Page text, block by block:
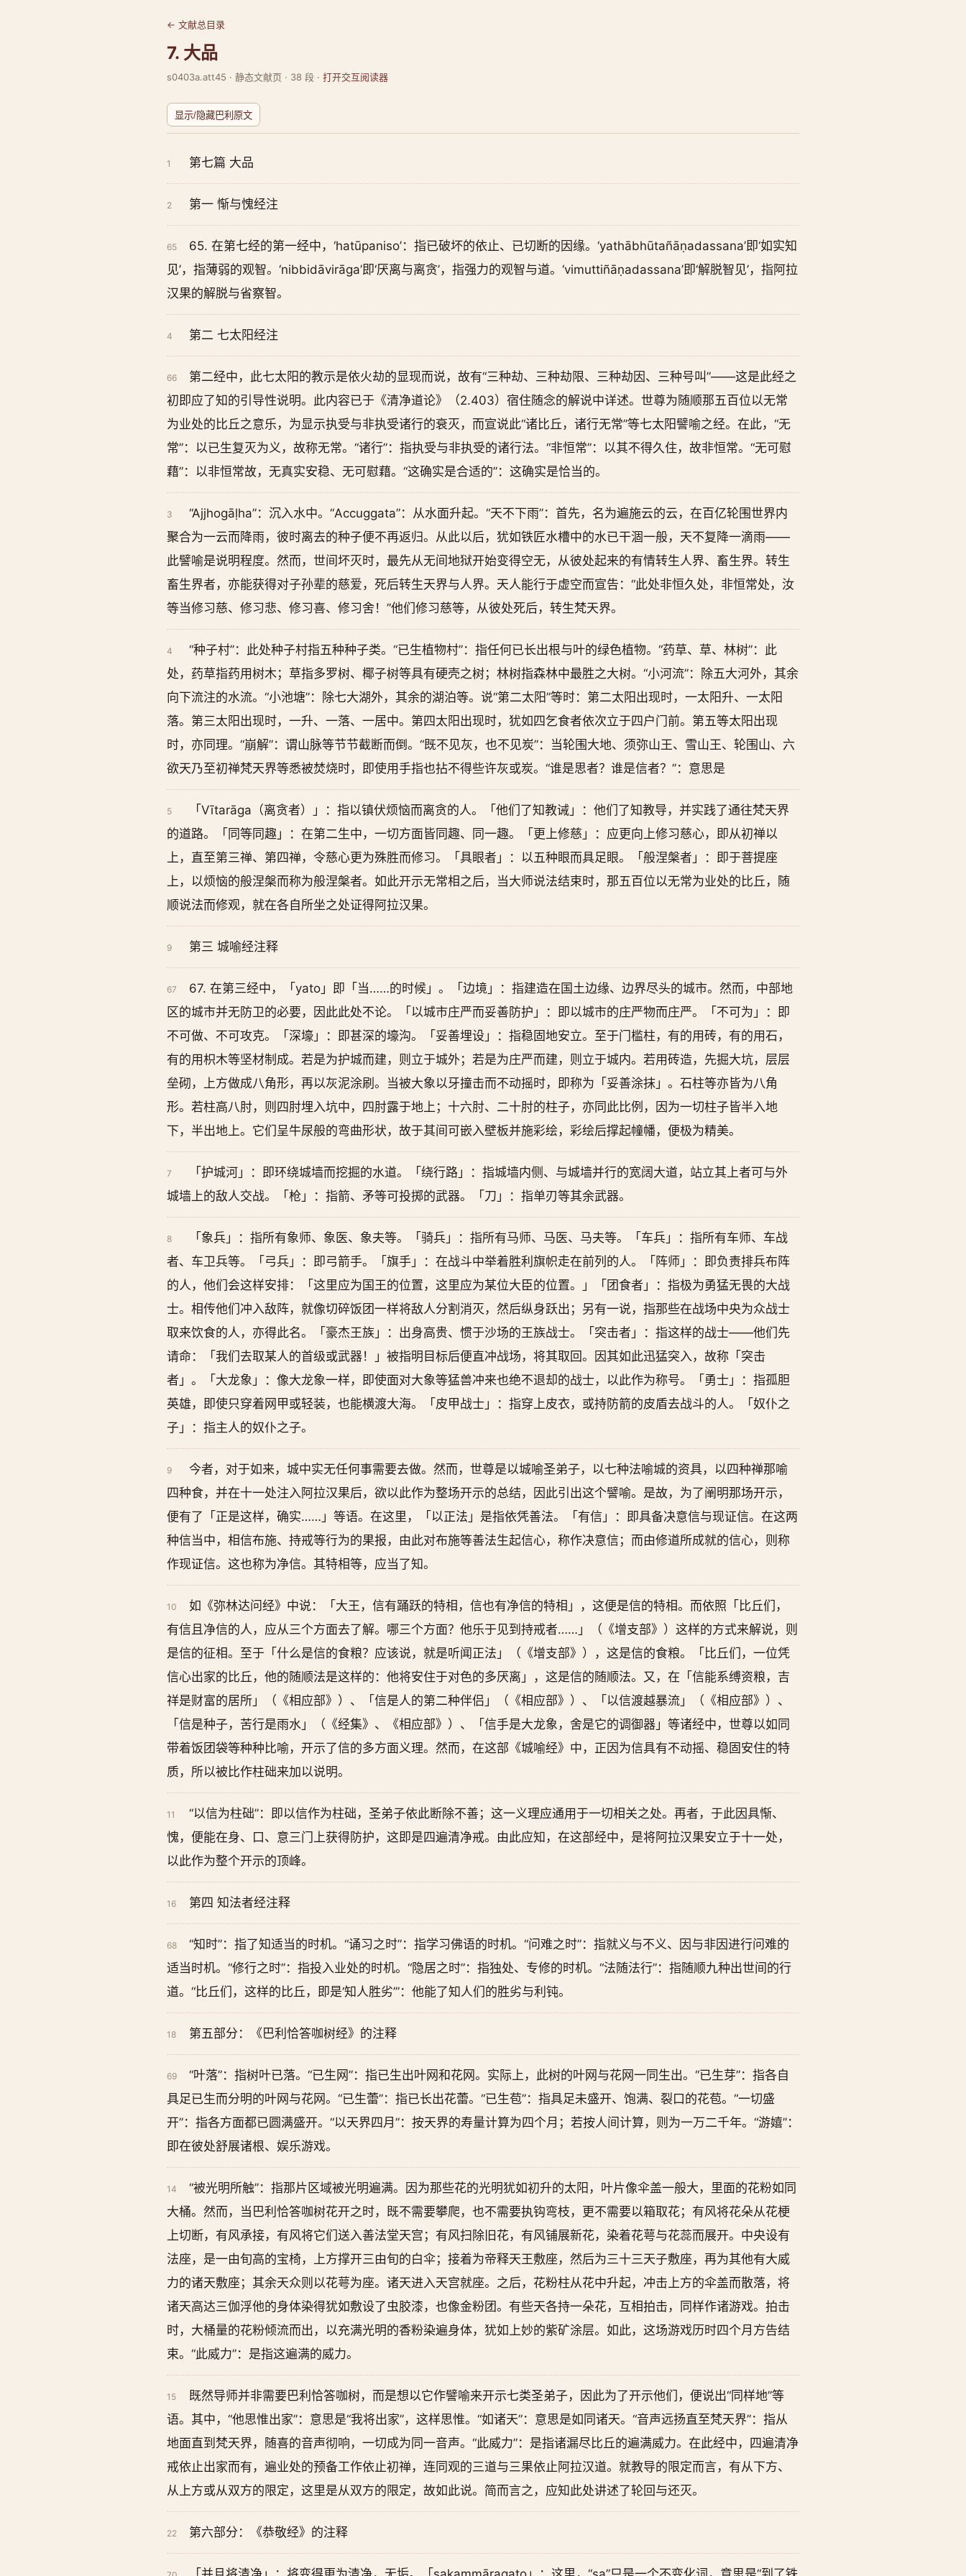
← 文献总目录
7. 大品
s0403a.att45 · 静态文献页 · 38 段 · 打开交互阅读器
显示/隐藏巴利原文
1 第七篇 大品
2 第一 惭与愧经注
65
65. 在第七经的第一经中，‘hatūpaniso’：指已破坏的依止、已切断的因缘。‘yathābhūtañāṇadassana’即‘如实知
见’，指薄弱的观智。‘nibbidāvirāga’即‘厌离与离贪’，指强力的观智与道。‘vimuttiñāṇadassana’即‘解脱智见’，指阿拉
汉果的解脱与省察智。
4 第二 七太阳经注
66
第二经中，此七太阳的教示是依火劫的显现而说，故有“三种劫、三种劫限、三种劫因、三种号叫”——这是此经之
初即应了知的引导性说明。此内容已于《清净道论》（2.403）宿住随念的解说中详述。世尊为随顺那五百位以无常
为业处的比丘之意乐，为显示执受与非执受诸行的衰灭，而宣说此“诸比丘，诸行无常”等七太阳譬喻之经。在此，“无
常”：以已生复灭为义，故称无常。“诸行”：指执受与非执受的诸行法。“非恒常”：以其不得久住，故非恒常。“无可慰
藉”：以非恒常故，无真实安稳、无可慰藉。“这确实是合适的”：这确实是恰当的。
3
“Ajjhogāḷha”：沉入水中。“Accuggata”：从水面升起。“天不下雨”：首先，名为遍施云的云，在百亿轮围世界内
聚合为一云而降雨，彼时离去的种子便不再返归。从此以后，犹如铁匠水槽中的水已干涸一般，天不复降一滴雨——
此譬喻是说明程度。然而，世间坏灭时，最先从无间地狱开始变得空无，从彼处起来的有情转生人界、畜生界。转生
畜生界者，亦能获得对子孙辈的慈爱，死后转生天界与人界。天人能行于虚空而宣告：“此处非恒久处，非恒常处，汝
等当修习慈、修习悲、修习喜、修习舍！”他们修习慈等，从彼处死后，转生梵天界。
4
“种子村”：此处种子村指五种种子类。“已生植物村”：指任何已长出根与叶的绿色植物。“药草、草、林树”：此
处，药草指药用树木；草指多罗树、椰子树等具有硬壳之树；林树指森林中最胜之大树。“小河流”：除五大河外，其余
向下流注的水流。“小池塘”：除七大湖外，其余的湖泊等。说“第二太阳”等时：第二太阳出现时，一太阳升、一太阳
落。第三太阳出现时，一升、一落、一居中。第四太阳出现时，犹如四乞食者依次立于四户门前。第五等太阳出现
时，亦同理。“崩解”：谓山脉等节节截断而倒。“既不见灰，也不见炭”：当轮围大地、须弥山王、雪山王、轮围山、六
欲天乃至初禅梵天界等悉被焚烧时，即使用手指也拈不得些许灰或炭。“谁是思者？谁是信者？”：意思是
5
「Vītarāga（离贪者）」：指以镇伏烦恼而离贪的人。「他们了知教诫」：他们了知教导，并实践了通往梵天界
的道路。「同等同趣」：在第二生中，一切方面皆同趣、同一趣。「更上修慈」：应更向上修习慈心，即从初禅以
上，直至第三禅、第四禅，令慈心更为殊胜而修习。「具眼者」：以五种眼而具足眼。「般涅槃者」：即于菩提座
上，以烦恼的般涅槃而称为般涅槃者。如此开示无常相之后，当大师说法结束时，那五百位以无常为业处的比丘，随
顺说法而修观，就在各自所坐之处证得阿拉汉果。
9 第三 城喻经注释
67
67. 在第三经中，「yato」即「当……的时候」。「边境」：指建造在国土边缘、边界尽头的城市。然而，中部地
区的城市并无防卫的必要，因此此处不论。「以城市庄严而妥善防护」：即以城市的庄严物而庄严。「不可为」：即
不可做、不可攻克。「深壕」：即甚深的壕沟。「妥善埋设」：指稳固地安立。至于门槛柱，有的用砖，有的用石，
有的用枳木等坚材制成。若是为护城而建，则立于城外；若是为庄严而建，则立于城内。若用砖造，先掘大坑，层层
垒砌，上方做成八角形，再以灰泥涂刷。当被大象以牙撞击而不动摇时，即称为「妥善涂抹」。石柱等亦皆为八角
形。若柱高八肘，则四肘埋入坑中，四肘露于地上；十六肘、二十肘的柱子，亦同此比例，因为一切柱子皆半入地
下，半出地上。它们呈牛尿般的弯曲形状，故于其间可嵌入壁板并施彩绘，彩绘后撑起幢幡，便极为精美。
7
「护城河」：即环绕城墙而挖掘的水道。「绕行路」：指城墙内侧、与城墙并行的宽阔大道，站立其上者可与外
城墙上的敌人交战。「枪」：指箭、矛等可投掷的武器。「刀」：指单刃等其余武器。
8
「象兵」：指所有象师、象医、象夫等。「骑兵」：指所有马师、马医、马夫等。「车兵」：指所有车师、车战
者、车卫兵等。「弓兵」：即弓箭手。「旗手」：在战斗中举着胜利旗帜走在前列的人。「阵师」：即负责排兵布阵
的人，他们会这样安排：「这里应为国王的位置，这里应为某位大臣的位置。」「团食者」：指极为勇猛无畏的大战
士。相传他们冲入敌阵，就像切碎饭团一样将敌人分割消灭，然后纵身跃出；另有一说，指那些在战场中央为众战士
取来饮食的人，亦得此名。「豪杰王族」：出身高贵、惯于沙场的王族战士。「突击者」：指这样的战士——他们先
请命：「我们去取某人的首级或武器！」被指明目标后便直冲战场，将其取回。因其如此迅猛突入，故称「突击
者」。「大龙象」：像大龙象一样，即使面对大象等猛兽冲来也绝不退却的战士，以此作为称号。「勇士」：指孤胆
英雄，即使只穿着网甲或轻装，也能横渡大海。「皮甲战士」：指穿上皮衣，或持防箭的皮盾去战斗的人。「奴仆之
子」：指主人的奴仆之子。
9
今者，对于如来，城中实无任何事需要去做。然而，世尊是以城喻圣弟子，以七种法喻城的资具，以四种禅那喻
四种食，并在十一处注入阿拉汉果后，欲以此作为整场开示的总结，因此引出这个譬喻。是故，为了阐明那场开示，
便有了「正是这样，确实……」等语。在这里，「以正法」是指依凭善法。「有信」：即具备决意信与现证信。在这两
种信当中，相信布施、持戒等行为的果报，由此对布施等善法生起信心，称作决意信；而由修道所成就的信心，则称
作现证信。这也称为净信。其特相等，应当了知。
10
如《弥林达问经》中说：「大王，信有踊跃的特相，信也有净信的特相」，这便是信的特相。而依照「比丘们，
有信且净信的人，应从三个方面去了解。哪三个方面？他乐于见到持戒者……」（《增支部》）这样的方式来解说，则
是信的征相。至于「什么是信的食粮？应该说，就是听闻正法」（《增支部》），这是信的食粮。「比丘们，一位凭
信心出家的比丘，他的随顺法是这样的：他将安住于对色的多厌离」，这是信的随顺法。又，在「信能系缚资粮，吉
祥是财富的居所」（《相应部》）、「信是人的第二种伴侣」（《相应部》）、「以信渡越暴流」（《相应部》）、
「信是种子，苦行是雨水」（《经集》、《相应部》）、「信手是大龙象，舍是它的调御器」等诸经中，世尊以如同
带着饭团袋等种种比喻，开示了信的多方面义理。然而，在这部《城喻经》中，正因为信具有不动摇、稳固安住的特
质，所以被比作柱础来加以说明。
11
“以信为柱础”：即以信作为柱础，圣弟子依此断除不善；这一义理应通用于一切相关之处。再者，于此因具惭、
愧，便能在身、口、意三门上获得防护，这即是四遍清净戒。由此应知，在这部经中，是将阿拉汉果安立于十一处，
以此作为整个开示的顶峰。
16 第四 知法者经注释
68
“知时”：指了知适当的时机。“诵习之时”：指学习佛语的时机。“问难之时”：指就义与不义、因与非因进行问难的
适当时机。“修行之时”：指投入业处的时机。“隐居之时”：指独处、专修的时机。“法随法行”：指随顺九种出世间的行
道。“比丘们，这样的比丘，即是‘知人胜劣’”：他能了知人们的胜劣与利钝。
18 第五部分：《巴利恰答咖树经》的注释
69
“叶落”：指树叶已落。“已生网”：指已生出叶网和花网。实际上，此树的叶网与花网一同生出。“已生芽”：指各自
具足已生而分明的叶网与花网。“已生蕾”：指已长出花蕾。“已生苞”：指具足未盛开、饱满、裂口的花苞。“一切盛
开”：指各方面都已圆满盛开。“以天界四月”：按天界的寿量计算为四个月；若按人间计算，则为一万二千年。“游嬉”：
即在彼处舒展诸根、娱乐游戏。
14
“被光明所触”：指那片区域被光明遍满。因为那些花的光明犹如初升的太阳，叶片像伞盖一般大，里面的花粉如同
大桶。然而，当巴利恰答咖树花开之时，既不需要攀爬，也不需要执钩弯枝，更不需要以箱取花；有风将花朵从花梗
上切断，有风承接，有风将它们送入善法堂天宫；有风扫除旧花，有风铺展新花，染着花萼与花蕊而展开。中央设有
法座，是一由旬高的宝椅，上方撑开三由旬的白伞；接着为帝释天王敷座，然后为三十三天子敷座，再为其他有大威
力的诸天敷座；其余天众则以花萼为座。诸天进入天宫就座。之后，花粉柱从花中升起，冲击上方的伞盖而散落，将
诸天高达三伽浮他的身体染得犹如敷设了虫胶漆，也像金粉团。有些天各持一朵花，互相拍击，同样作诸游戏。拍击
时，大桶量的花粉倾流而出，以充满光明的香粉染遍身体，犹如上妙的紫矿涂层。如此，这场游戏历时四个月方告结
束。“此威力”：是指这遍满的威力。
15
既然导师并非需要巴利恰答咖树，而是想以它作譬喻来开示七类圣弟子，因此为了开示他们，便说出“同样地”等
语。其中，“他思惟出家”：意思是“我将出家”，这样思惟。“如诸天”：意思是如同诸天。“音声远扬直至梵天界”：指从
地面直到梵天界，随喜的音声彻响，一切成为同一音声。“此威力”：是指诸漏尽比丘的遍满威力。在此经中，四遍清净
戒依止出家而有，遍业处的预备工作依止初禅，连同观的三道与三果依止阿拉汉道。就教导的限定而言，有从下方、
从上方或从双方的限定，这里是从双方的限定，故如此说。简而言之，应知此处讲述了轮回与还灭。
22 第六部分：《恭敬经》的注释